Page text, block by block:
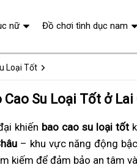
Loại Tốt
Cao Su Loại Tốt ở
khiến bao cao su loại tốt
– khu vực năng động
kiếm để đảm bảo an tâm
nữ Đồ chơi tình dục nam